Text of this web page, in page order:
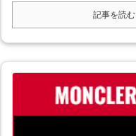
記事を読む